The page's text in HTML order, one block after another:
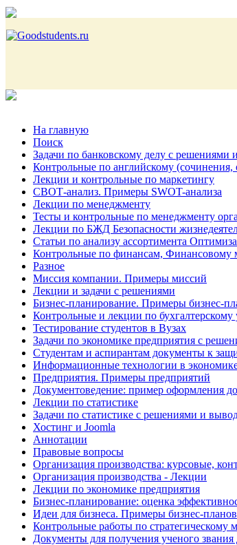
На главную
Поиск
Задачи по банковскому делу с решениями
Контрольные по английскому (сочинения,
Лекции и контрольные по маркетингу
СВОТ-анализ. Примеры SWOT-анализа
Лекции по менеджменту
Тесты и контрольные по менеджменту
Лекции по БЖД Безопасности
Статьи по анализу ассортимента
Контрольные по финансам, Финансовому
Разное
Миссия компании. Примеры миссий
Лекции и задачи с решениями
Бизнес-планирование. Примеры бизнес-
Контрольные и лекции по бухгалтерскому
Тестирование студентов в Вузах
Задачи по экономике предприятия с
Студентам и аспирантам документы к
Информационные технологии в
Предприятия. Примеры предприятий
Документоведение: пример оформления
Лекции по статистике
Задачи по статистике с решениями и
Хостинг и Joomla
Аннотации
Правовые вопросы
Организация производства: курсовые,
Организация производства - Лекции
Лекции по экономике предприятия
Бизнес-планирование: оценка
Идеи для бизнеса. Примеры бизнес-планов
Контрольные работы по стратегическому
Документы для получения ученого звания